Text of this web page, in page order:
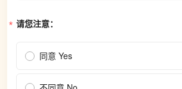
请您注意：
同意 Yes